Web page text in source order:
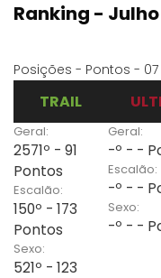
Ranking -
Posições - Pontos - 07
TRAIL
Geral:
2571º - 91
Pontos
Escalão:
150º - 173
Pontos
Sexo:
521º - 123
Geral:
-º - -
Escalão:
-º - -
Sexo:
-º - -